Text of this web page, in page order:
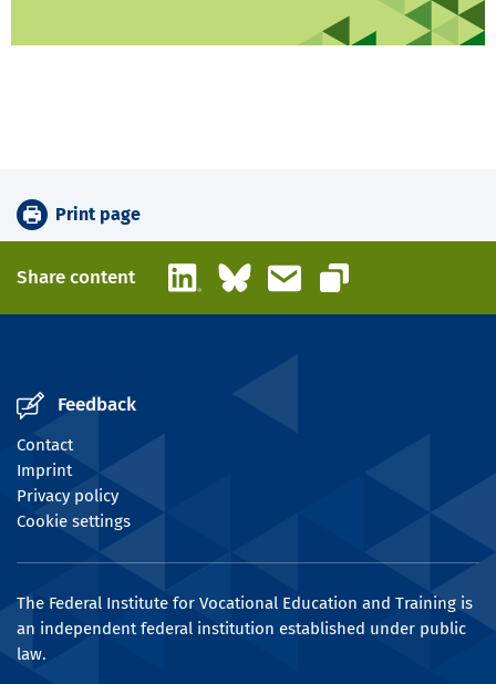
Print page
Share content LinkedInBlueskyEmail
Copy link
Feedback
Contact
Imprint
Privacy policy
Cookie settings
The Federal Institute for Vocational Education and Training is
an independent federal institution established under public
law.